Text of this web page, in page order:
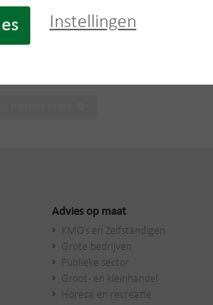
en gaat hiervoor
Advies op maat
KMO’s en Zelfstandigen
Grote bedrijven
Publieke sector
Groot- en kleinhandel
Horeca en recreatie
Instellingen